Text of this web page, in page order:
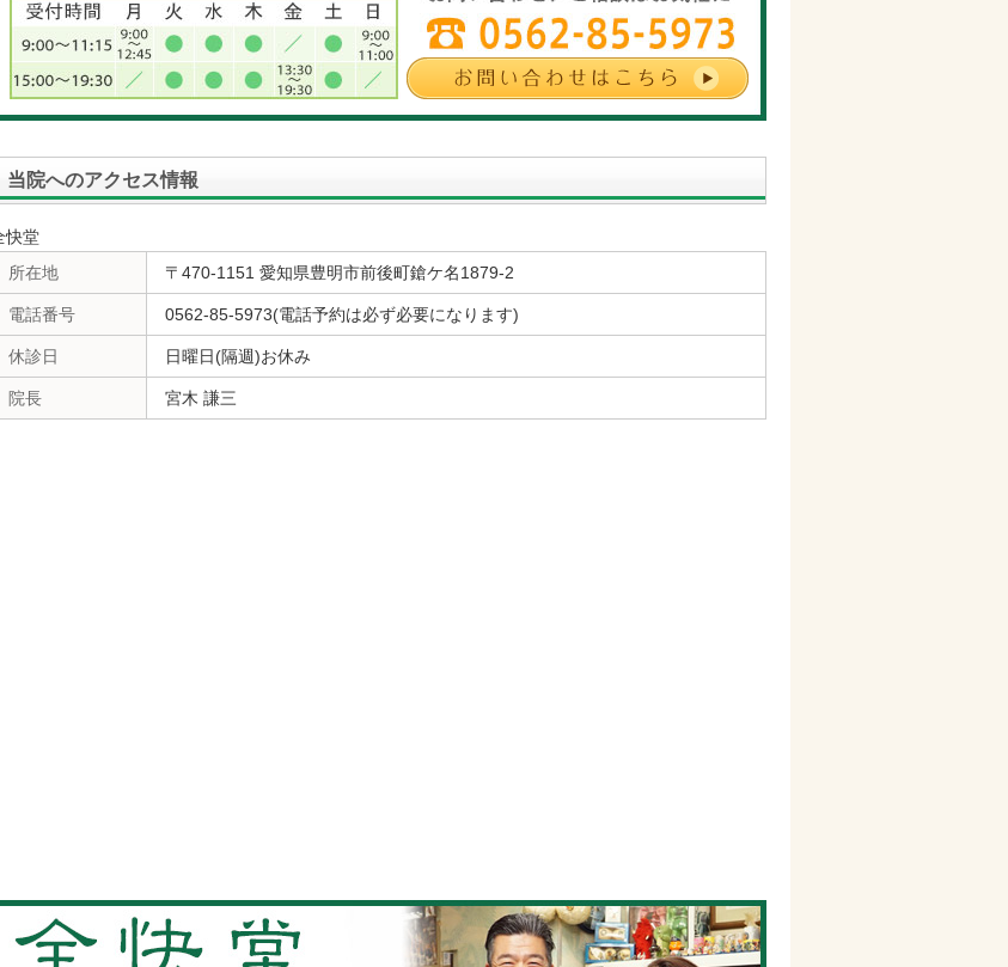
当院へのアクセス情報
快堂
所在地
〒470-1151 愛知県豊明市前後町鎗ケ名1879-2
電話番号 0562-85-5973(電話予約は必ず必要になります)
休診日 日曜日(隔週)お休み
院長 宮木 謙三